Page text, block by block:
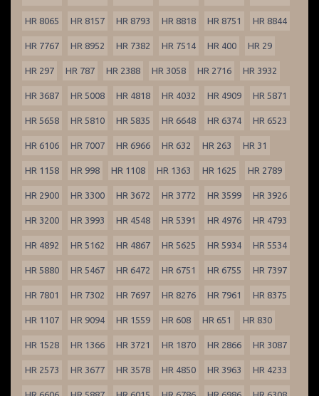
HR 8065 HR 8157 HR 8793 HR 8818 HR 8751 HR 8844
HR 7767 HR 8952 HR 7382 HR 7514 HR 400 HR 29
HR 297 HR 787 HR 2388 HR 3058 HR 2716 HR 3932
HR 3687 HR 5008 HR 4818 HR 4032 HR 4909 HR 5871
HR 5658 HR 5810 HR 5835 HR 6648 HR 6374 HR 6523
HR 6106 HR 7007 HR 6966 HR 632 HR 263 HR 31
HR 1158 HR 998 HR 1108 HR 1363 HR 1625 HR 2789
HR 2900 HR 3300 HR 3672 HR 3772 HR 3599 HR 3926
HR 3200 HR 3993 HR 4548 HR 5391 HR 4976 HR 4793
HR 4892 HR 5162 HR 4867 HR 5625 HR 5934 HR 5534
HR 5880 HR 5467 HR 6472 HR 6751 HR 6755 HR 7397
HR 7801 HR 7302 HR 7697 HR 8276 HR 7961 HR 8375
HR 1107 HR 9094 HR 1559 HR 608 HR 651 HR 830
HR 1528 HR 1366 HR 3721 HR 1870 HR 2866 HR 3087
HR 2573 HR 3677 HR 3578 HR 4850 HR 3963 HR 4233